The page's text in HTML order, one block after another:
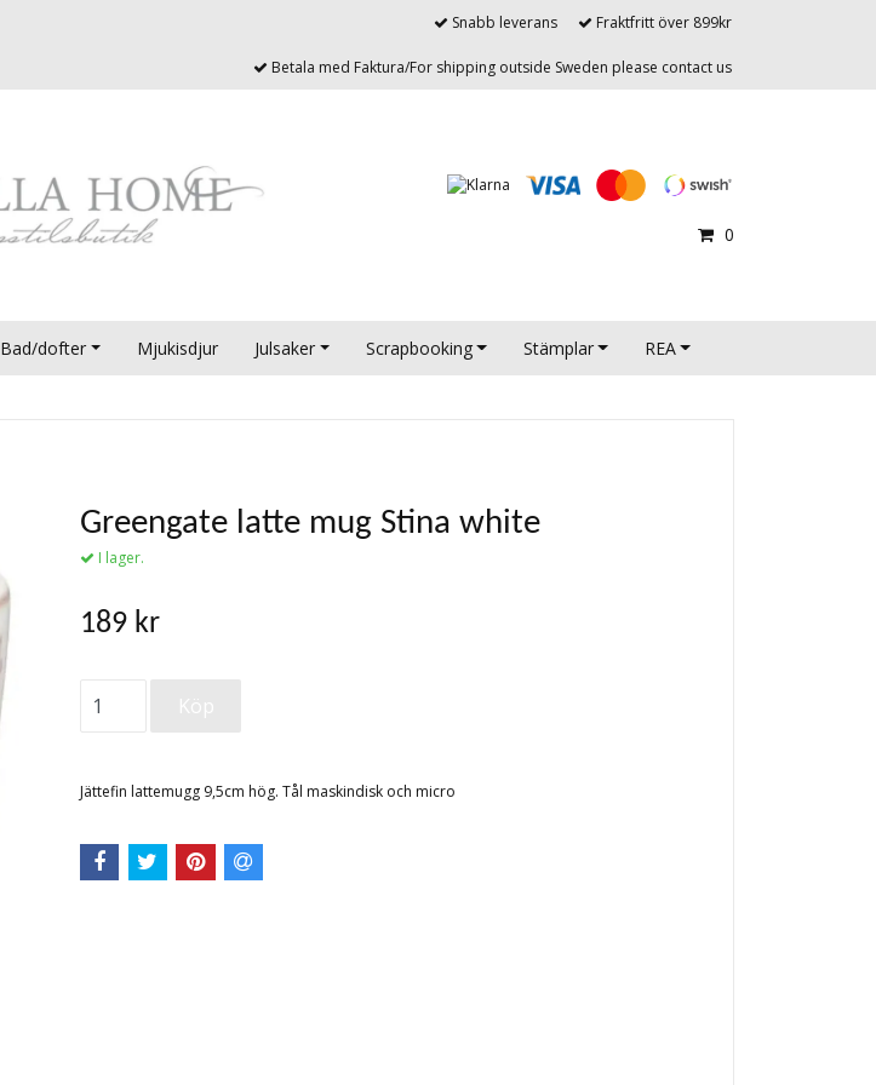
Snabb leverans Fraktfritt över 899kr
Betala med Faktura/For shipping outside Sweden please contact us
0
Bad/dofter Mjukisdjur Julsaker Scrapbooking Stämplar REA
Greengate latte mug Stina white
I lager.
189 kr
Jättefin lattemugg 9,5cm hög. Tål maskindisk och micro